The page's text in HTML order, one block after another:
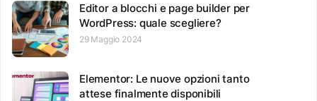
Editor a blocchi e page builder per
WordPress: quale scegliere?
29 Maggio 2024
Elementor: Le nuove opzioni tanto
attese finalmente disponibili